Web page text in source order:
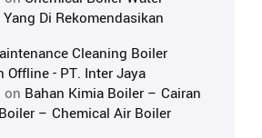
Di Rekomendasikan
Cleaning Boiler
Offline - PT. Inter Jaya
on Bahan Kimia Boiler – Cairan
– Chemical Air Boiler